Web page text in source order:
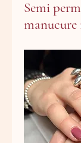
Semi
manucure